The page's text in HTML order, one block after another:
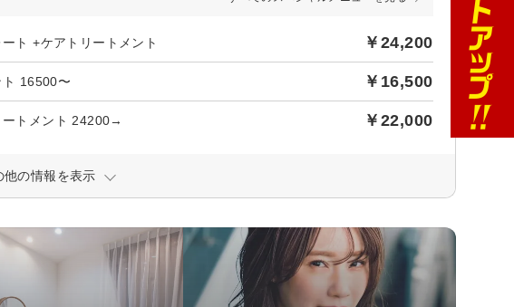
ト +ケアトリートメント ￥24,200
ト 16500〜 ￥16,500
ートメント 24200→ ￥22,000
他の情報を表示